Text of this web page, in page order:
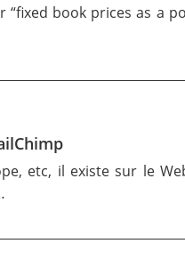
book prices as a
, etc, il existe sur le